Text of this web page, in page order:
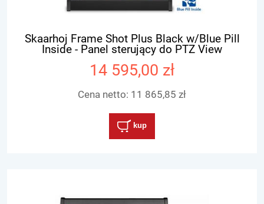
Skaarhoj Frame Shot Plus Black w/Blue Pill
Inside - Panel sterujący do PTZ View
14 595,00 zł
Cena netto: 11 865,85 zł
kup